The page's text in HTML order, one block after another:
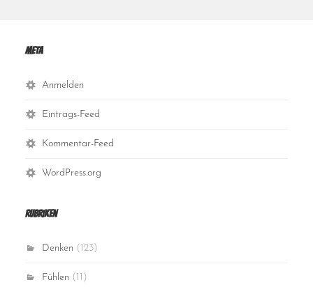
Meta
Anmelden
Eintrags-Feed
Kommentar-Feed
WordPress.org
Rubriken
Denken (123)
Fühlen (11)